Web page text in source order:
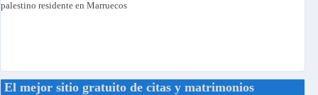
palestino residente en Marruecos
El mejor sitio gratuito de citas y matrimonios